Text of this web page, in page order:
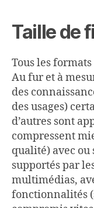
Taille de
Tous les formats
Au fur et à
des
des usages)
d’autres sont
compressent
qualité) avec ou
supportés par
multimédias,
fonctionnalités